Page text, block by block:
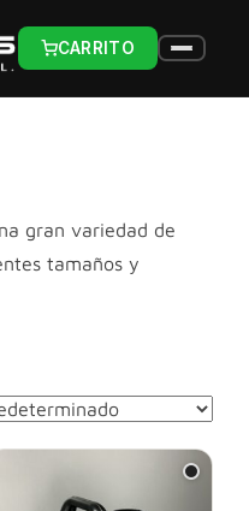
CARRITO
gran variedad de
tamaños y